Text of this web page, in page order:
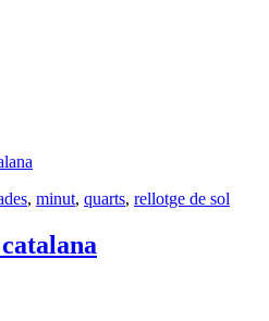
, minut, quarts, rellotge de sol